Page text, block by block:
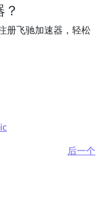
册飞驰加速器，轻松
后一个